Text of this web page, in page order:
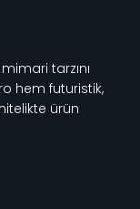
tarzını
hem futuristik,
ürün